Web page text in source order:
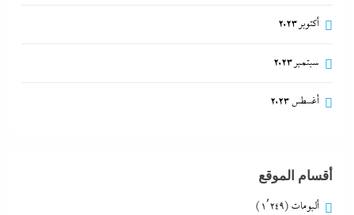
أكتوبر 2023
سبتمبر 2023
أغسطس 2023
أقسام الموقع
ألبومات (1٬249)